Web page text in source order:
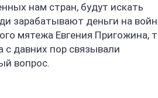
нам стран, будут искать
зарабатывают деньги на
мятежа Евгения Пригожина,
с давних пор связывали
вопрос.